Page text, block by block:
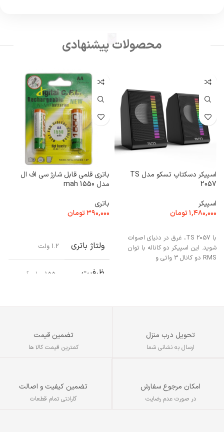
محصولات پیشنهادی
اسپیکر دسکتاپ تسکو مدل TS
2057
اسپیکر
۱,۴۸۰,۰۰۰تومان
با TS 2057، غرق در دنیای اصوات
شوید. این اسپیکر دو کاناله با توان
RMS دو کانال 3 واتی و
باتری قلمی قابل شارژ سی اف ال
مدل 1550 mah
باتری
۳۹۰,۰۰۰تومان
ولتاژ باتری 1.2 ولت
ظرفیت
1550 میلی آمپر
تحویل درب منزل
ارسال به نشانی شما
تضمین قیمت
کمترین قیمت کالا ها
امکان مرجوع سفارش
در صورت عدم رضایت
تضمین کیفیت و اصالت
گارانتی تمام قطعات